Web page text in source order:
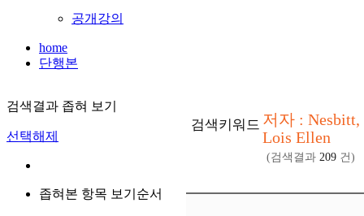
공개강의
home
단행본
검색결과 좁혀 보기
선택해제
좁혀본 항목 보기순서
검색키워드 저자 : Nesbitt,
Lois Ellen
(검색결과 209 건)